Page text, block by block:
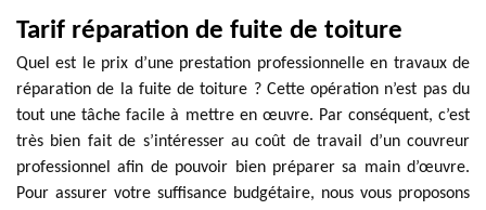
Tarif réparation de fuite de toiture
Quel est le prix d’une prestation professionnelle en travaux de
réparation de la fuite de toiture ? Cette opération n’est pas du
tout une tâche facile à mettre en œuvre. Par conséquent, c’est
très bien fait de s’intéresser au coût de travail d’un couvreur
professionnel afin de pouvoir bien préparer sa main d’œuvre.
Pour assurer votre suffisance budgétaire, nous vous proposons